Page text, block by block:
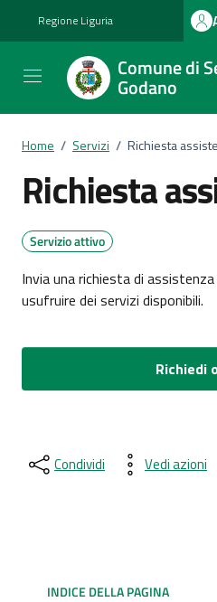
Regione Liguria
Comune di
Godano
Home / Servizi / Richiesta
Richiesta
Servizio attivo
Invia una richiesta di
usufruire dei servizi disponibili.
Richiedi
Condividi Vedi azioni
INDICE DELLA PAGINA